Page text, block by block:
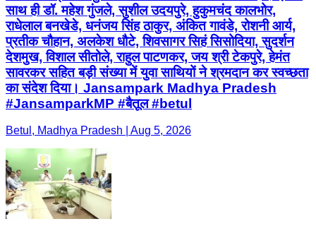
साथ ही डॉ. महेश गुंजले, सुशील उदयपुरे, हुकुमचंद कालभोर,
राधेलाल बनखेडे, धनंजय सिंह ठाकुर, अंकित गावंडे, रोशनी आर्य,
प्रतीक चौहान, अलकेश धौटे, शिवसागर सिहं सिसोदिया, सुदर्शन
देशमुख, विशाल सीतोले, राहुल पाटणकर, जय श्री टेकपुरे, हेमंत
सावरकर सहित बड़ी संख्या में युवा साथियों ने श्रमदान कर स्वच्छता
का संदेश दिया। Jansampark Madhya Pradesh
#JansamparkMP #बैतूल #betul
Betul, Madhya Pradesh | Aug 5, 2026